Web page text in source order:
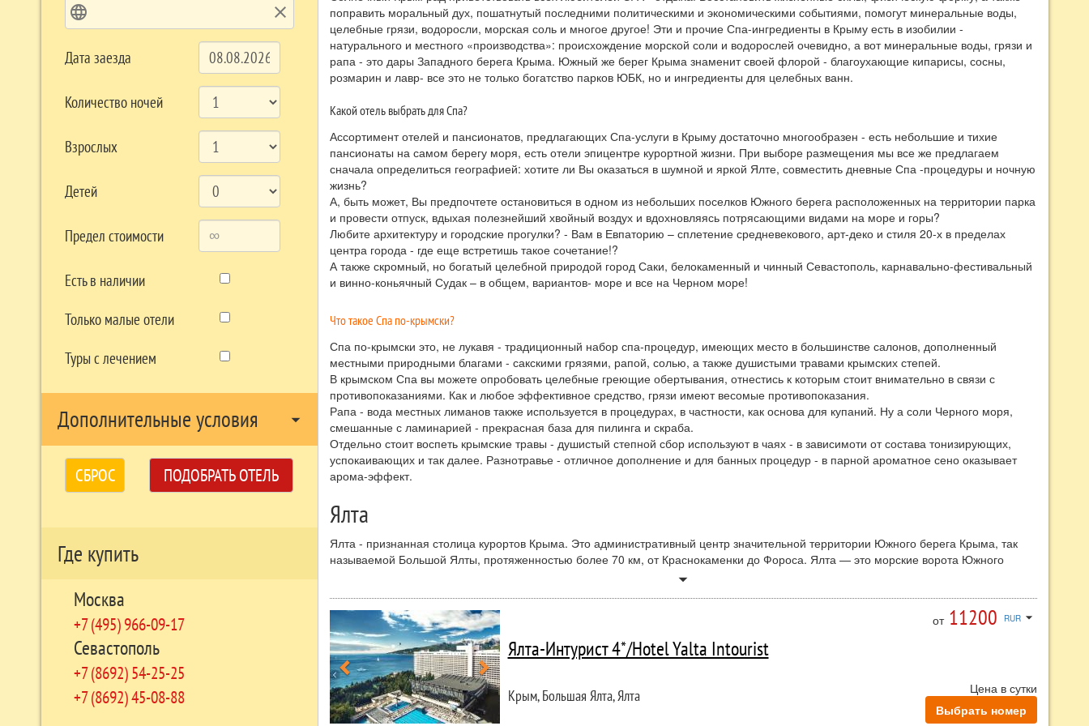
language clear
Дата заезда
Количество ночей
Взрослых
Детей
Предел стоимости
Есть в наличии
Только малые отели
Туры с лечением
Дополнительные условия arrow_drop_down
СБРОС ПОДОБРАТЬ ОТЕЛЬ
Где купить
Москва
+7 (495) 966-09-17
Севастополь
+7 (8692) 54-25-25
+7 (8692) 45-08-88
поправить моральный дух, пошатнутый последними политическими и экономическими событиями, помогут минеральные воды,
целебные грязи, водоросли, морская соль и многое другое! Эти и прочие Спа-ингредиенты в Крыму есть в изобилии -
натурального и местного «производства»: происхождение морской соли и водорослей очевидно, а вот минеральные воды, грязи и
рапа - это дары Западного берега Крыма. Южный же берег Крыма знаменит своей флорой - благоухающие кипарисы, сосны,
розмарин и лавр- все это не только богатство парков ЮБК, но и ингредиенты для целебных ванн.
Какой отель выбрать для Спа?
Ассортимент отелей и пансионатов, предлагающих Спа-услуги в Крыму достаточно многообразен - есть небольшие и тихие
пансионаты на самом берегу моря, есть отели эпицентре курортной жизни. При выборе размещения мы все же предлагаем
сначала определиться географией: хотите ли Вы оказаться в шумной и яркой Ялте, совместить дневные Спа -процедуры и ночную
жизнь?
А, быть может, Вы предпочтете остановиться в одном из небольших поселков Южного берега расположенных на территории парка
и провести отпуск, вдыхая полезнейший хвойный воздух и вдохновляясь потрясающими видами на море и горы?
Любите архитектуру и городские прогулки? - Вам в Евпаторию – сплетение средневекового, арт-деко и стиля 20-х в пределах
центра города - где еще встретишь такое сочетание!?
А также скромный, но богатый целебной природой город Саки, белокаменный и чинный Севастополь, карнавально-фестивальный
и винно-коньячный Судак – в общем, вариантов- море и все на Черном море!
Что такое Спа по-крымски?
Спа по-крымски это, не лукавя - традиционный набор спа-процедур, имеющих место в большинстве салонов, дополненный
местными природными благами - сакскими грязями, рапой, солью, а также душистыми травами крымских степей.
В крымском Спа вы можете опробовать целебные греющие обертывания, отнестись к которым стоит внимательно в связи с
противопоказаниями. Как и любое эффективное средство, грязи имеют весомые противопоказания.
Рапа - вода местных лиманов также используется в процедурах, в частности, как основа для купаний. Ну а соли Черного моря,
смешанные с ламинарией - прекрасная база для пилинга и скраба.
Отдельно стоит воспеть крымские травы - душистый степной сбор используют в чаях - в зависимоти от состава тонизирующих,
успокаивающих и так далее. Разнотравье - отличное дополнение и для банных процедур - в парной ароматное сено оказывает
арома-эффект.
Ялта
Ялта - признанная столица курортов Крыма. Это административный центр значительной территории Южного берега Крыма, так
называемой Большой Ялты, протяженностью более 70 км, от Краснокаменки до Фороса. Ялта — это морские ворота Южного
Климат Ялты - субтропический, который характеризуется мягкой и дождливой зимой, прохладной весной, жарким и длительным
летом и долгой и тёплой осенью. Средняя температура июля +24 °C, средняя температура января +4 °C. Снежный покров
держится всего несколько дней в году. Лето начинается в мае и длится до сентября. Самая лучшая погода — обычно в сентябре и
начале октября и это время называется бархатным сезоном
Ялта отличается обилием зелени, которая имеет смешанный умеренно-субтропический характер (сосна крымская и
обыкновенная, можжевельник, дуб, бук, кизил, тис, экзотические растения: кипарис, магнолия, глициния, веерная пальма),
особенно старая его часть, которая кажется, если смотреть сверху, сплошным парком с вкраплениями домов.
arrow_drop_down
Ялта-Интурист 4*/Hotel Yalta Intourist
Крым, Большая Ялта, Ялта
от 11200 RURarrow_drop_down
Цена в сутки
Выбрать номер